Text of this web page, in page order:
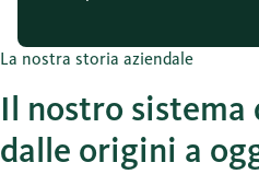
La nostra storia aziendale
Il nostro sistema
dalle origini a